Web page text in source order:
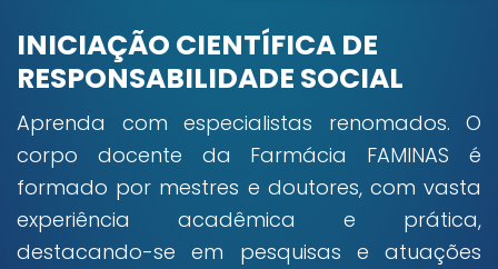
INICIAÇÃO CIENTÍFICA DE
RESPONSABILIDADE SOCIAL
Aprenda com especialistas renomados. O
corpo docente da Farmácia FAMINAS é
formado por mestres e doutores, com vasta
experiência acadêmica e prática,
destacando-se em pesquisas e atuações